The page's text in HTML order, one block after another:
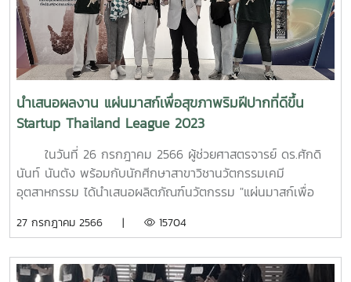
นำเสนอผลงาน แผ่นมาสก์เพื่อสุขภาพริมฝีปากที่ดีขึ้น
Startup Thailand League 2023
ในวันที่ 26 กรกฎาคม 2566 ผู้ช่วยศาสตรจารย์ ดร.ศักดิ
นันท์ นันตัง พร้อมกับนักศีกษาสาขาวิชานวัตกรรมเคมี
อุตสาหกรรม ได้นำเสนอผลิตภัณฑ์นวัตกรรม "แผ่นมาสก์เพื่อ
ประมาณจาก NIA ในงาน Startup Thailand League 2023 ณ
27 กรกฎาคม 2566 | 15704